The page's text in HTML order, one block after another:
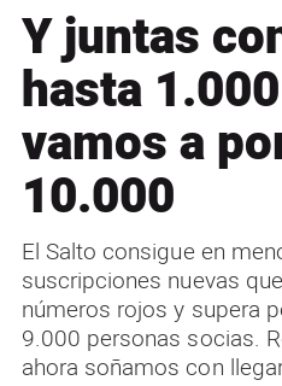
Y juntas
hasta
vamos a
10.000
El Salto consigue en
suscripciones nuevas
números rojos y supera
9.000 personas socias.
ahora soñamos con